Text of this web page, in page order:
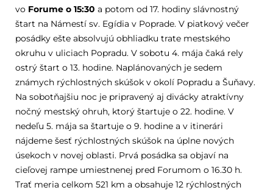
vo Forume o 15:30 a potom od 17. hodiny slávnostný
štart na Námestí sv. Egídia v Poprade. V piatkový večer
posádky ešte absolvujú obhliadku trate mestského
okruhu v uliciach Popradu. V sobotu 4. mája čaká rely
ostrý štart o 13. hodine. Naplánovaných je sedem
známych rýchlostných skúšok v okolí Popradu a Šuňavy.
Na sobotňajšiu noc je pripravený aj divácky atraktívny
nočný mestský ohruh, ktorý štartuje o 22. hodine. V
nedeľu 5. mája sa štartuje o 9. hodine a v itinerári
nájdeme šesť rýchlostných skúšok na úplne nových
úsekoch v novej oblasti. Prvá posádka sa objaví na
cieľovej rampe umiestnenej pred Forumom o 16.30 h.
Trať meria celkom 521 km a obsahuje 12 rýchlostných